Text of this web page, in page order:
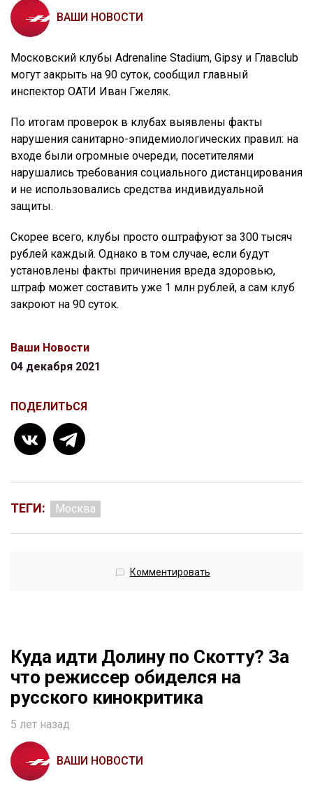
ВАШИ НОВОСТИ
Московский клубы Adrenaline Stadium, Gipsy и Главclub
могут закрыть на 90 суток, сообщил главный
инспектор ОАТИ Иван Гжеляк.
По итогам проверок в клубах выявлены факты
нарушения санитарно-эпидемиологических правил: на
входе были огромные очереди, посетителями
нарушались требования социального дистанцирования
и не использовались средства индивидуальной
защиты.
Скорее всего, клубы просто оштрафуют за 300 тысяч
рублей каждый. Однако в том случае, если будут
установлены факты причинения вреда здоровью,
штраф может составить уже 1 млн рублей, а сам клуб
закроют на 90 суток.
Ваши Новости
04 декабря 2021
ПОДЕЛИТЬСЯ
ТЕГИ: Москва
Комментировать
Куда идти Долину по Скотту? За
что режиссер обиделся на
русского кинокритика
5 лет назад
ВАШИ НОВОСТИ